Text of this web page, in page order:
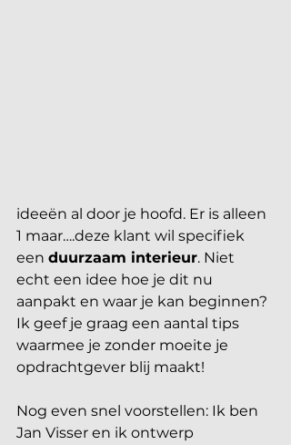
ideeën al door je hoofd. Er is alleen
1 maar….deze klant wil specifiek
een duurzaam interieur. Niet
echt een idee hoe je dit nu
aanpakt en waar je kan beginnen?
Ik geef je graag een aantal tips
waarmee je zonder moeite je
opdrachtgever blij maakt!
Nog even snel voorstellen: Ik ben
Jan Visser en ik ontwerp